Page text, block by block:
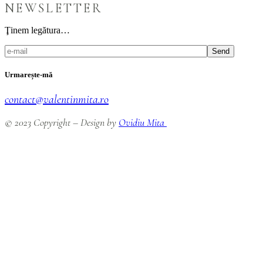
NEWSLETTER
Ţinem legătura…
Send
Urmarește-mă
contact@valentinmita.ro
© 2023 Copyright – Design by Ovidiu Mita